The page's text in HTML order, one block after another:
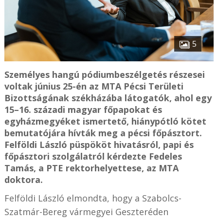
5
Személyes hangú pódiumbeszélgetés részesei
voltak június 25-én az MTA Pécsi Területi
Bizottságának székházába látogatók, ahol egy
15–16. századi magyar főpapokat és
egyházmegyéket ismertető, hiánypótló kötet
bemutatójára hívták meg a pécsi főpásztort.
Felföldi László püspököt hivatásról, papi és
főpásztori szolgálatról kérdezte Fedeles
Tamás, a PTE rektorhelyettese, az MTA
doktora.
Felföldi László elmondta, hogy a Szabolcs-
Szatmár-Bereg vármegyei Geszteréden